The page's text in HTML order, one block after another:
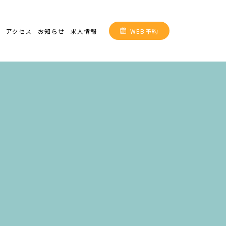
アクセス お知らせ 求人情報 WEB予約